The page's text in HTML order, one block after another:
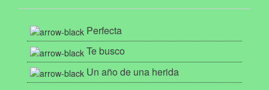
Perfecta
Te busco
Un año de una herida